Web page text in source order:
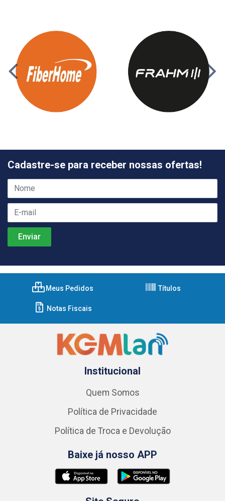
Cadastre-se para receber nossas ofertas!
Meus Pedidos Títulos
Notas Fiscais
Institucional
Quem Somos
Política de Privacidade
Política de Troca e Devolução
Baixe já nosso APP